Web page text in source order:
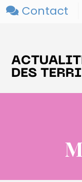
Contact